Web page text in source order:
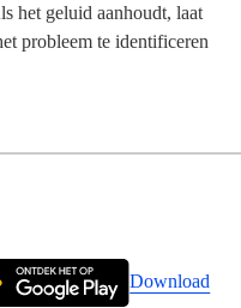
het geluid aanhoudt, laat
probleem te identificeren
Download